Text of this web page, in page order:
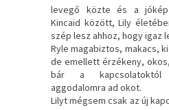
levegő közte és a
Kincaid között, Lily
szép lesz ahhoz, hogy igaz
Ryle magabiztos, makacs,
de emellett érzékeny,
bár a kapcsolatoktól
aggodalomra ad okot.
Lilyt mégsem csak az új